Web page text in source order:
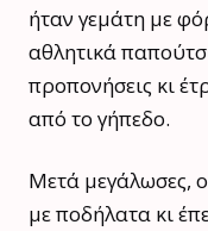
ήταν γεμάτη με
αθλητικά
προπονήσεις κι
από το γήπεδο.
Μετά μεγάλωσες,
με ποδήλατα κι